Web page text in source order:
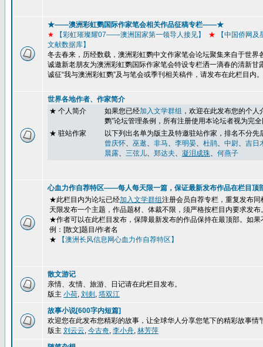
★——澳洲彩虹鹦国际作家笔会相关作品征稿专栏——★
★
【彩虹璀璨耀07——澳洲国家第一领导人接见】 ★ 【中国侨网及
文献数据库】
冬去春来，历经数载，澳洲彩虹鹦中文作家笔会论坛聚集来自于世界
诚邀新老朋友为澳洲彩虹鹦国际作家笔会特设专栏洒一滴春的清新
诚征“我与澳洲彩虹鹦”及与笔会或季刊 相关稿件，请发布在此栏目内
世界各地作者、作家简介
★ 个人简介
如果您已经加入文学群组 ， 欢迎在此发布您的个人
鹦”论坛管理条例，所有注册使用本论坛者视为完
★ 驻站作家
以下列出名单为版主及特邀驻站作家，排名不分先
曾庆怀、 巫逖、 非马、 李明晏、 杜鹃、 中尉、 吉日
晨露、 三弦儿、 郑达夫、 凝泪成珠、 何燕子
心血力作自荐特区——每人每天限一篇，保证最新发布作品在栏目顶
★此栏目内为论坛已经加入文学群组注册会员自荐专栏，重复发布
天限发布一个主题，作品题材、体裁不限，须严格按栏目内要求发布
★作者可以在此栏目发布，保障最新发布的作品保持在最顶部。如
例：[散文]题目/作者名
★ 【澳洲长风信息网心血力作自荐特区】
散文游记
亲情、友情、旅游、日记请在此栏目发布。
版主 小荷, 刘剡 , 塔双江
故事小说[600字内短篇]
欢迎您在此发布您精彩的故事，让全球华人分享您笔下的精彩故事情
版主 刘云云, 今古奇, 李小舟, 林芳萍